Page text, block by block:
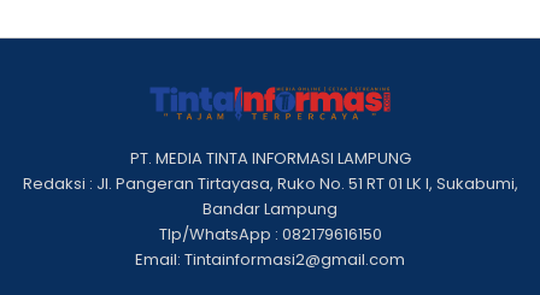
PT. MEDIA TINTA INFORMASI LAMPUNG
Redaksi : Jl. Pangeran Tirtayasa, Ruko No. 51 RT 01 LK I, Sukabumi,
Bandar Lampung
Tlp/WhatsApp : 082179616150
Email: Tintainformasi2@gmail.com